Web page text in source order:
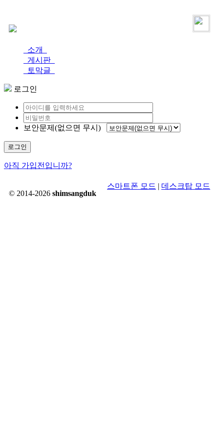
소개
게시판
토막글
로그인
보안문제(없으면 무시)
로그인
아직 가입전입니까?
© 2014-2026 shimsangduk
스마트폰 모드 | 데스크탑 모드